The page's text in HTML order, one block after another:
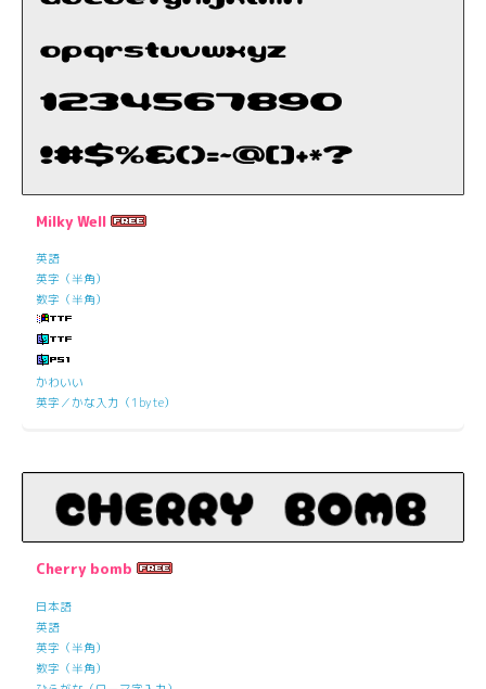
Milky Well
英語
英字（半角）
数字（半角）
かわいい
英字／かな入力（1byte）
Cherry bomb
日本語
英語
英字（半角）
数字（半角）